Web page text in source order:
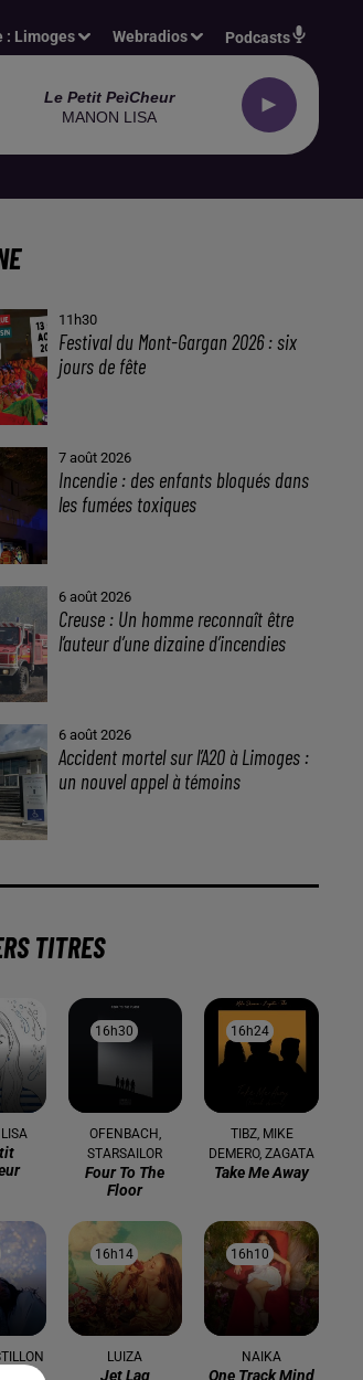
: Limoges Webradios Podcasts
Le Petit Peìcheur
MANON LISA
11h30
Festival du Mont-Gargan 2026 : six
jours de fête
7 août 2026
Incendie : des enfants bloqués dans
les fumées toxiques
6 août 2026
Creuse : Un homme reconnaît être
l’auteur d’une dizaine d’incendies
6 août 2026
Accident mortel sur l’A20 à Limoges :
un nouvel appel à témoins
TITRES
16h30
16h30
OFENBACH,
STARSAILOR
Four To The
Floor
16h24
16h24
TIBZ, MIKE
DEMERO, ZAGATA
Take Me Away
16h14
16h14
LUIZA
Jet Lag
16h10
16h10
NAIKA
One Track Mind